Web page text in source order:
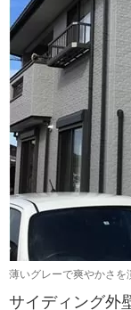
薄いグレーで爽やかさを
サイディング外